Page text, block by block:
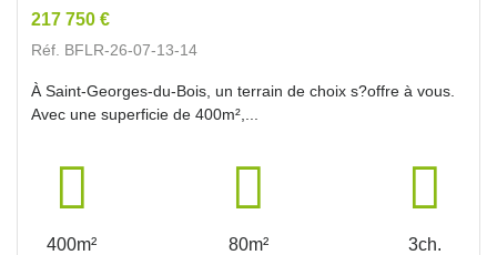
217 750 €
Réf. BFLR-26-07-13-14
À Saint-Georges-du-Bois, un terrain de choix s?offre à vous.
Avec une superficie de 400m²,...
400m² 80m² 3ch.